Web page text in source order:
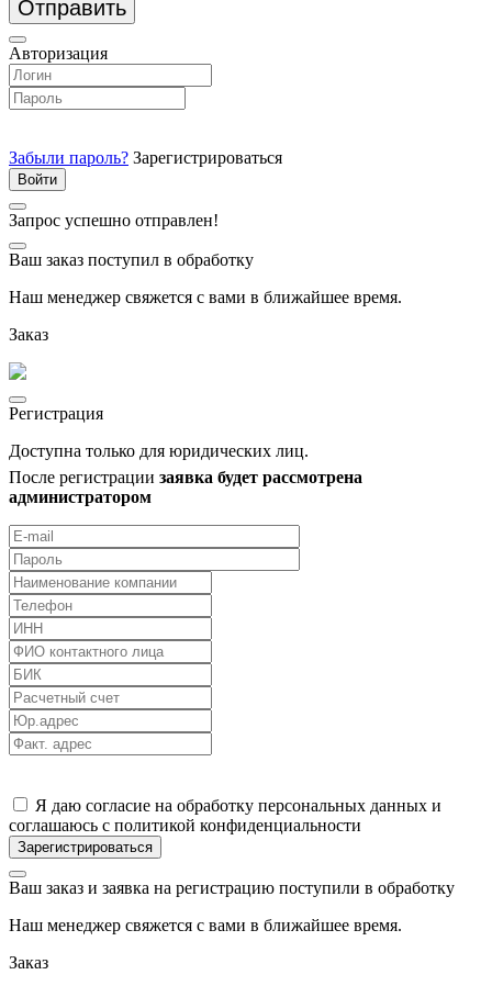
Отправить
Авторизация
Забыли пароль? Зарегистрироваться
Запрос успешно отправлен!
Ваш заказ поступил в обработку
Наш менеджер свяжется с вами в ближайшее время.
Заказ
Регистрация
Доступна только для юридических лиц.
После регистрации заявка будет рассмотрена
администратором
Я даю согласие на обработку персональных данных и
соглашаюсь с политикой конфиденциальности
Ваш заказ и заявка на регистрацию поступили в обработку
Наш менеджер свяжется с вами в ближайшее время.
Заказ